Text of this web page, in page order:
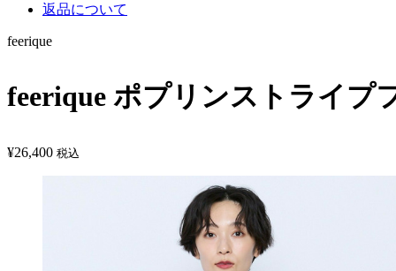
返品について
feerique
feerique ポプリンストライプ
¥26,400 税込